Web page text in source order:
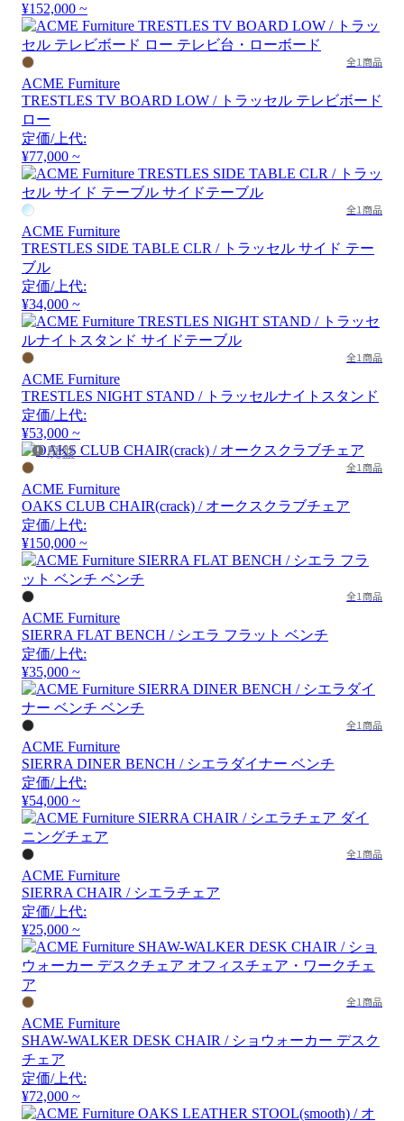
¥152,000 ~
全1商品
ACME Furniture
TRESTLES TV BOARD LOW / トラッセル テレビボード
ロー
定価/上代:
¥77,000 ~
全1商品
ACME Furniture
TRESTLES SIDE TABLE CLR / トラッセル サイド テー
ブル
定価/上代:
¥34,000 ~
全1商品
ACME Furniture
TRESTLES NIGHT STAND / トラッセルナイトスタンド
定価/上代:
¥53,000 ~
廃盤
全1商品
ACME Furniture
OAKS CLUB CHAIR(crack) / オークスクラブチェア
定価/上代:
¥150,000 ~
全1商品
ACME Furniture
SIERRA FLAT BENCH / シエラ フラット ベンチ
定価/上代:
¥35,000 ~
全1商品
ACME Furniture
SIERRA DINER BENCH / シエラダイナー ベンチ
定価/上代:
¥54,000 ~
全1商品
ACME Furniture
SIERRA CHAIR / シエラチェア
定価/上代:
¥25,000 ~
全1商品
ACME Furniture
SHAW-WALKER DESK CHAIR / ショウォーカー デスク
チェア
定価/上代:
¥72,000 ~